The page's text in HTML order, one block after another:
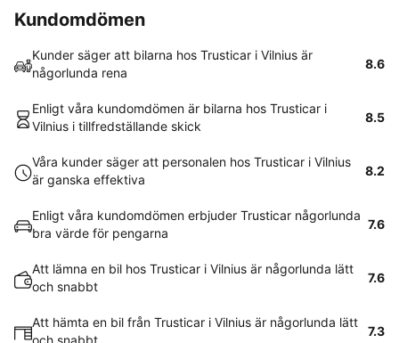
Kundomdömen
Kunder säger att bilarna hos Trusticar i Vilnius är
någorlunda rena
8.6
Enligt våra kundomdömen är bilarna hos Trusticar i
Vilnius i tillfredställande skick
8.5
Våra kunder säger att personalen hos Trusticar i Vilnius
är ganska effektiva
8.2
Enligt våra kundomdömen erbjuder Trusticar någorlunda
bra värde för pengarna
7.6
Att lämna en bil hos Trusticar i Vilnius är någorlunda lätt
och snabbt
7.6
Att hämta en bil från Trusticar i Vilnius är någorlunda lätt
och snabbt
7.3